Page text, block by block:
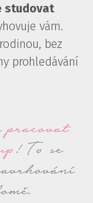
studovat
vám.
bez
prohledávání
pracovat
! To se
domě.